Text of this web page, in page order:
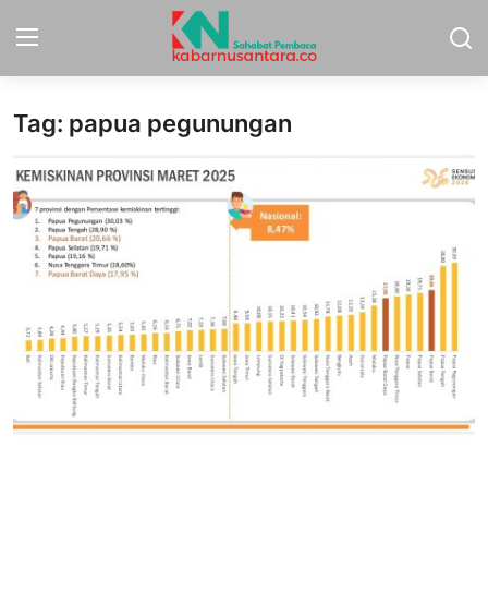
Home
Sport
Nasional
More
Daerah
Politik
Hukum
Tag: papua pegunungan